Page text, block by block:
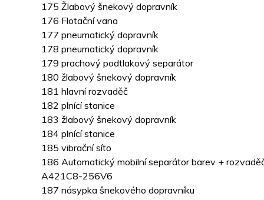
175 Žlabový šnekový dopravník
176 Flotační vana
177 pneumatický dopravník
178 pneumatický dopravník
179 prachový podtlakový separátor
180 žlabový šnekový dopravník
181 hlavní rozvaděč
182 plnící stanice
183 žlabový šnekový dopravník
184 plnící stanice
185 vibrační síto
186 Automatický mobilní separátor barev +
A421C8-256V6
187 násypka šnekového dopravníku